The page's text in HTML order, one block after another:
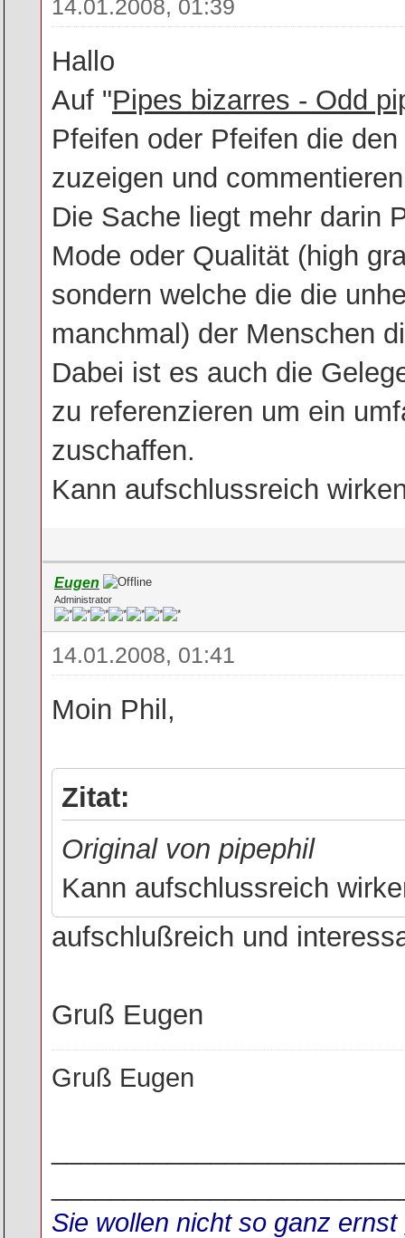
14.01.2008, 01:39
Hallo
Auf "Pipes bizarres - Odd
Pfeifen oder Pfeifen die
zuzeigen und commentieren
Die Sache liegt mehr darin
Mode oder Qualität (high
sondern welche die die
manchmal) der Menschen
Dabei ist es auch die
zu referenzieren um ein
zuschaffen.
Kann aufschlussreich
Eugen
Administrator
14.01.2008, 01:41
Moin Phil,
Zitat:
Original von pipephil
Kann aufschlussreich
aufschlußreich und
Gruß Eugen
Gruß Eugen
Sie wollen nicht so ganz